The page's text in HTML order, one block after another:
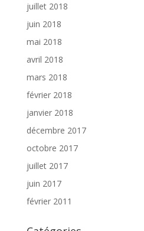
juillet 2018
juin 2018
mai 2018
avril 2018
mars 2018
février 2018
janvier 2018
décembre 2017
octobre 2017
juillet 2017
juin 2017
février 2011